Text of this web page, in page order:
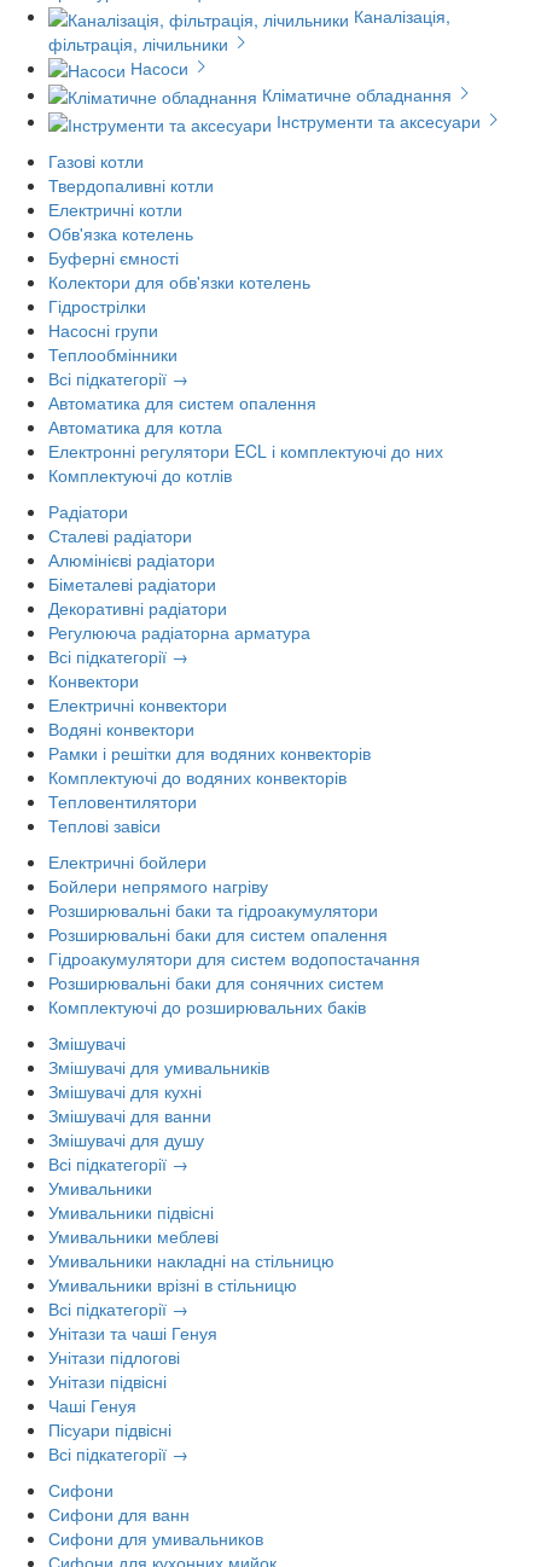
Каналізація,
фільтрація, лічильники
Насоси
Кліматичне обладнання
Інструменти та аксесуари
Газові котли
Твердопаливні котли
Електричні котли
Обв'язка котелень
Буферні ємності
Колектори для обв'язки котелень
Гідрострілки
Насосні групи
Теплообмінники
Всі підкатегорії →
Автоматика для систем опалення
Автоматика для котла
Електронні регулятори ECL і комплектуючі до них
Комплектуючі до котлів
Радіатори
Сталеві радіатори
Алюмінієві радіатори
Біметалеві радіатори
Декоративні радіатори
Регулююча радіаторна арматура
Всі підкатегорії →
Конвектори
Електричні конвектори
Водяні конвектори
Рамки і решітки для водяних конвекторів
Комплектуючі до водяних конвекторів
Тепловентилятори
Теплові завіси
Електричні бойлери
Бойлери непрямого нагріву
Розширювальні баки та гідроакумулятори
Розширювальні баки для систем опалення
Гідроакумулятори для систем водопостачання
Розширювальні баки для сонячних систем
Комплектуючі до розширювальних баків
Змішувачі
Змішувачі для умивальників
Змішувачі для кухні
Змішувачі для ванни
Змішувачі для душу
Всі підкатегорії →
Умивальники
Умивальники підвісні
Умивальники меблеві
Умивальники накладні на стільницю
Умивальники врізні в стільницю
Всі підкатегорії →
Унітази та чаші Генуя
Унітази підлогові
Унітази підвісні
Чаші Генуя
Пісуари підвісні
Всі підкатегорії →
Сифони
Сифони для ванн
Сифони для умивальников
Сифони для кухонних мийок